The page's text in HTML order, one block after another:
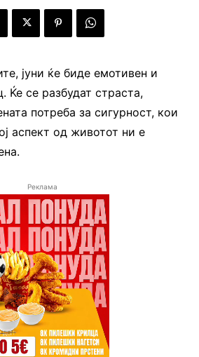
јуни ќе биде емотивен и
Ќе се разбудат страста,
потреба за сигурност, кои
аспект од животот ни е
Реклама